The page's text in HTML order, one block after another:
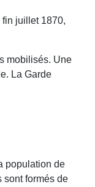
juillet 1870,
mobilisés. Une
La Garde
population de
sont formés de